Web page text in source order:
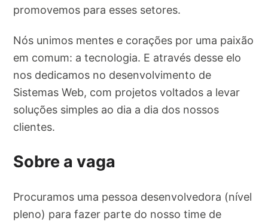
promovemos para esses setores.
Nós unimos mentes e corações por uma paixão
em comum: a tecnologia. E através desse elo
nos dedicamos no desenvolvimento de
Sistemas Web, com projetos voltados a levar
soluções simples ao dia a dia dos nossos
clientes.
Sobre a vaga
Procuramos uma pessoa desenvolvedora (nível
pleno) para fazer parte do nosso time de